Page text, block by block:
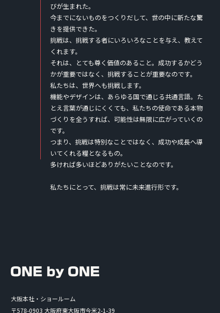
びが生まれた。
今までにないものをつくりだして、世の中に新たな驚
きを提供できた。
挑戦は、挑戦する者にいろいろなことを与え、教えて
くれます。
それは、とても尊く価値のあること。成功するかどう
かが重要ではなく、挑戦することが重要なのです。
私たちは、世界へも挑戦します。
機能やデザインは、あらゆる国で通じる共通言語。た
とえ言葉が通じにくくても、私たちの使命である本物
づくりを全うすれば、可能性は無限に広がっていくの
です。
つまり、挑戦は特別なことではなく、成功や成長へ導
いてくれる糧となるもの。
多ければ多いほどありがたいことなのです。
私たちにとって、挑戦は常に未来進行形です。
大阪本社・ショールーム
〒578-0903 大阪府東大阪市今米2-1-39